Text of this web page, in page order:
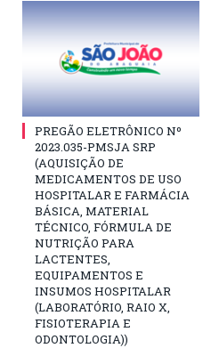
PREGÃO ELETRÔNICO Nº
2023.035-PMSJA SRP
(AQUISIÇÃO DE
MEDICAMENTOS DE USO
HOSPITALAR E FARMÁCIA
BÁSICA, MATERIAL
TÉCNICO, FÓRMULA DE
NUTRIÇÃO PARA
LACTENTES,
EQUIPAMENTOS E
INSUMOS HOSPITALAR
(LABORATÓRIO, RAIO X,
FISIOTERAPIA E
ODONTOLOGIA))